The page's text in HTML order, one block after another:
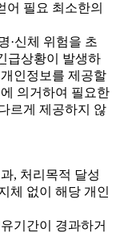
어 필요 최소한의
·신체 위험을 초
급상황이 발생하
인정보를 제공할
의거하여 필요한
르게 제공하지 않
, 처리목적 달성
체 없이 해당 개인
기간이 경과하거